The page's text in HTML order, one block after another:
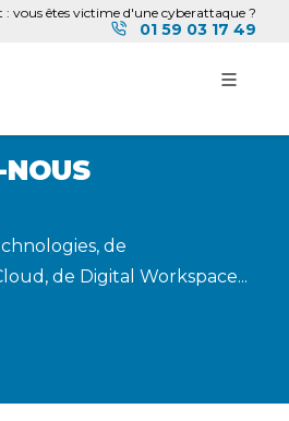
: vous êtes victime d'une cyberattaque ?
01 59 03 17 49
NOUS
de
de Digital Workspace...